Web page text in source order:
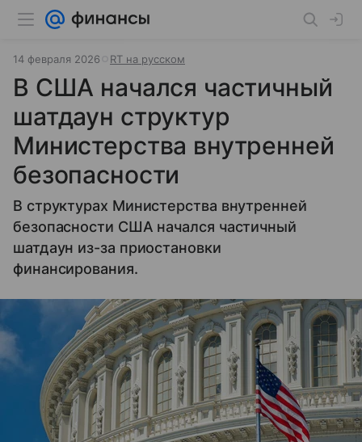
14 февраля 2026 RT на русском
В США начался частичный
шатдаун структур
Министерства внутренней
безопасности
В структурах Министерства внутренней
безопасности США начался частичный
шатдаун из-за приостановки
финансирования.